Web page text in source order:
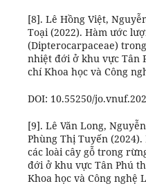
[8]. Lê Hồng Việt,
Toại (2022). Hàm ước
(Dipterocarpaceae)
nhiệt đới ở khu vực Tân
chí Khoa học và Công
DOI: 10.55250/
[9]. Lê Văn Long,
Phùng Thị Tuyến
các loài cây gỗ trong
đới ở khu vực Tân Phú
Khoa học và Công nghệ